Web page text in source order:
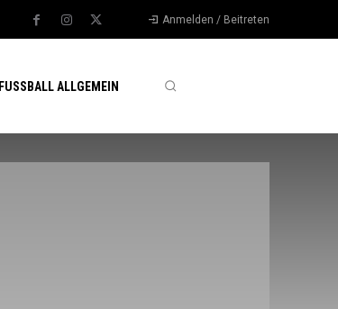
Anmelden / Beitreten
FUSSBALL ALLGEMEIN